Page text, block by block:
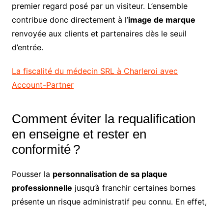
premier regard posé par un visiteur. L’ensemble
contribue donc directement à l’image de marque
renvoyée aux clients et partenaires dès le seuil
d’entrée.
La fiscalité du médecin SRL à Charleroi avec
Account-Partner
Comment éviter la requalification
en enseigne et rester en
conformité ?
Pousser la personnalisation de sa plaque
professionnelle jusqu’à franchir certaines bornes
présente un risque administratif peu connu. En effet,